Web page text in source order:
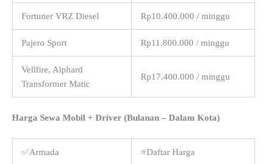
Fortuner VRZ Diesel Rp10.400.000 / minggu
Pajero Sport Rp11.800.000 / minggu
Vellfire, Alphard
Transformer Matic
Rp17.400.000 / minggu
Harga Sewa Mobil + Driver (Bulanan – Dalam Kota)
✅Armada ⭐Daftar Harga